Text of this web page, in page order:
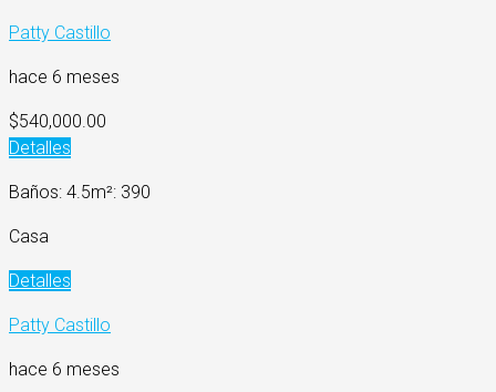
Patty Castillo
hace 6 meses
$540,000.00
Detalles
Baños: 4.5m²: 390
Casa
Detalles
Patty Castillo
hace 6 meses